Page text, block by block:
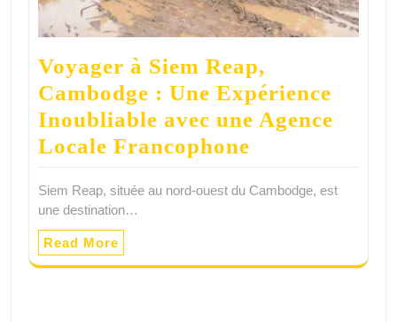
Voyager à Siem Reap,
Cambodge : Une Expérience
Inoubliable avec une Agence
Locale Francophone
Siem Reap, située au nord-ouest du Cambodge, est
une destination…
Read More